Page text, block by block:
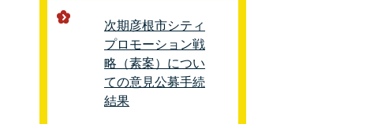
次期彦根市シティ
プロモーション戦
略（素案）につい
ての意見公募手続
結果